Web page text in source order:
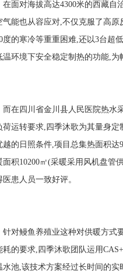
对海拔高达4300米的西藏自
气能也从容应对,不仅克服了高
度的寒冷等重重困难,还以3台超
温环境下安全稳定制热的功能,为
四川省金川县人民医院热水采
荷运转要求,四季沐歌为其量身
越的日照条件,项目总集热面积达
面积10200㎡(采暖采用风机盘管
医患人员一致好评。
鳗鱼养殖业这种对供暖方式要
耗的要求,四季沐歌团队运用
水池,该技术方案经过长时间的